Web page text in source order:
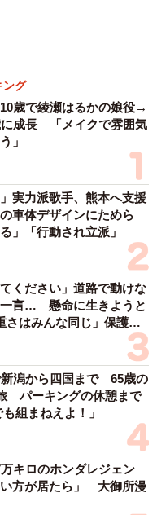
つかるといいね」と思
た。「今日は見に来た
そろそろ帰ろう」。
ッフが来て、「いい子
でしょう。絶対この
った。
。Mさんは、えのんさ
大人しく、10分くらい
の模様も珍しく、長毛
よく感じました。その
、他の猫とのトラブル
ろうと近寄ることもな
手が付けられなくな
るん！？」大阪出身の
…父は元プロ野球選手
わいい」「めちゃ爽や
会った運命的カップル
ージアの熱い夜」に「も
猛ツッコミ連発【新婚さ
なった！老舗メーカーの
りでミーム化へ発展